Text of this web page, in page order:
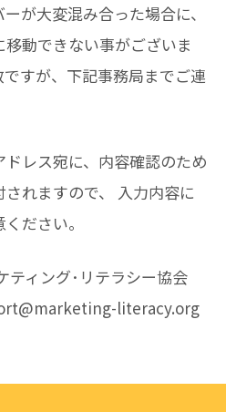
が大変混み合った場合に、
動できない事がございま
すが、下記事務局までご連
レス宛に、内容確認のため
れますので、 入力内容に
ださい。
ティング･リテラシー協会
literacy.org